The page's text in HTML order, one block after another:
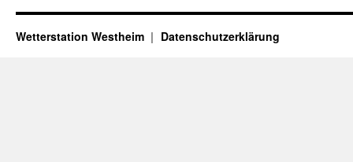
Wetterstation Westheim Datenschutzerklärung